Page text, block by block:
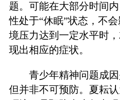
题。可能在大部分时间
性处于“休眠”状态，不
境压力达到一定水平时
现出相应的症状。
青少年精神问题成
但并非不可预防。夏耘